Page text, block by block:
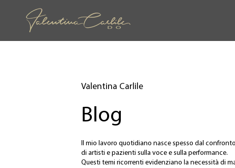
Valentina Carlile
Blog
Il mio lavoro quotidiano nasce spesso dal
di artisti e pazienti sulla voce e sulla performance.
Questi temi ricorrenti evidenziano la necessità di